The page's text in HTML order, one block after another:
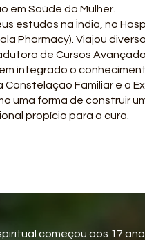
em Saúde da Mulher.
estudos na Índia, no
Pharmacy). Viajou
de Cursos
integrado o
Constelação Familiar e a
uma forma de construir
propício para a cura.
começou aos 17